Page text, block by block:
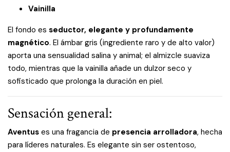
Vainilla
El fondo es seductor, elegante y profundamente
magnético. El ámbar gris (ingrediente raro y de alto valor)
aporta una sensualidad salina y animal; el almizcle suaviza
todo, mientras que la vainilla añade un dulzor seco y
sofisticado que prolonga la duración en piel.
Sensación general:
Aventus es una fragancia de presencia arrolladora, hecha
para líderes naturales. Es elegante sin ser ostentoso,